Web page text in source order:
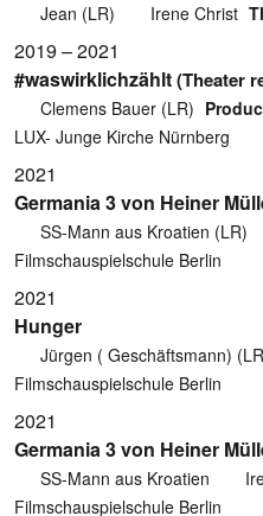
Jean (LR) Irene Christ
2019 – 2021
#waswirklichzählt(Theater
Clemens Bauer (LR)
LUX- Junge Kirche Nürnberg
2021
Germania 3 von Heiner
SS-Mann aus Kroatien (LR)
Filmschauspielschule Berlin
2021
Hunger
Jürgen ( Geschäftsmann)
Filmschauspielschule Berlin
2021
Germania 3 von Heiner
SS-Mann aus Kroatien
Filmschauspielschule Berlin